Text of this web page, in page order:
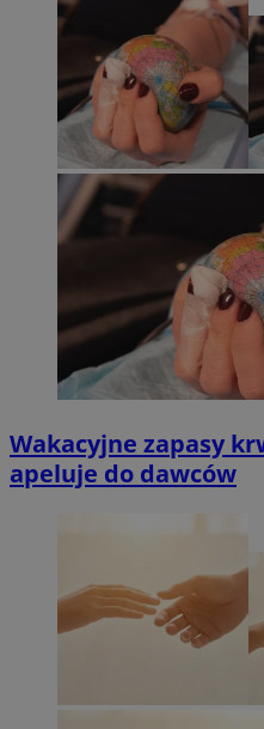
Wakacyjne zapasy
apeluje do dawców